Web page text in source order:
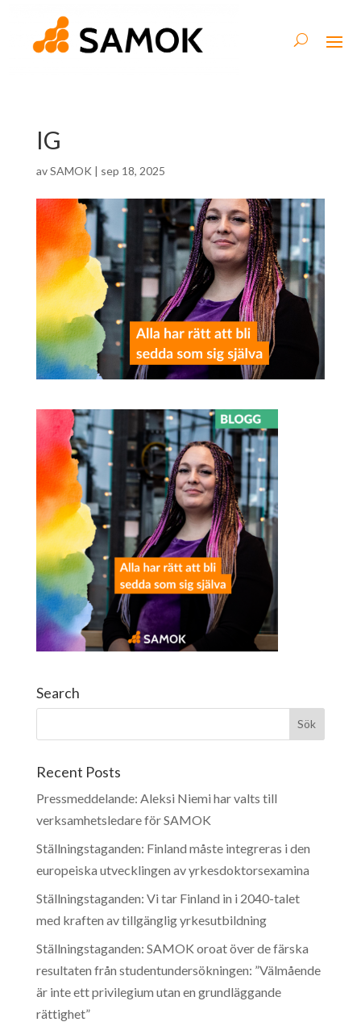
IG
avSAMOK | sep 18, 2025
Search
Recent Posts
Pressmeddelande: Aleksi Niemi har valts till
verksamhetsledare för SAMOK
Ställningstaganden: Finland måste integreras i den
europeiska utvecklingen av yrkesdoktorsexamina
Ställningstaganden: Vi tar Finland in i 2040-talet
med kraften av tillgänglig yrkesutbildning
Ställningstaganden: SAMOK oroat över de färska
resultaten från studentundersökningen: ”Välmående
är inte ett privilegium utan en grundläggande
rättighet”